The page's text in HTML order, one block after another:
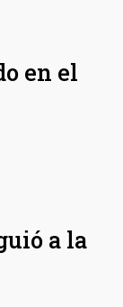
en el
a la